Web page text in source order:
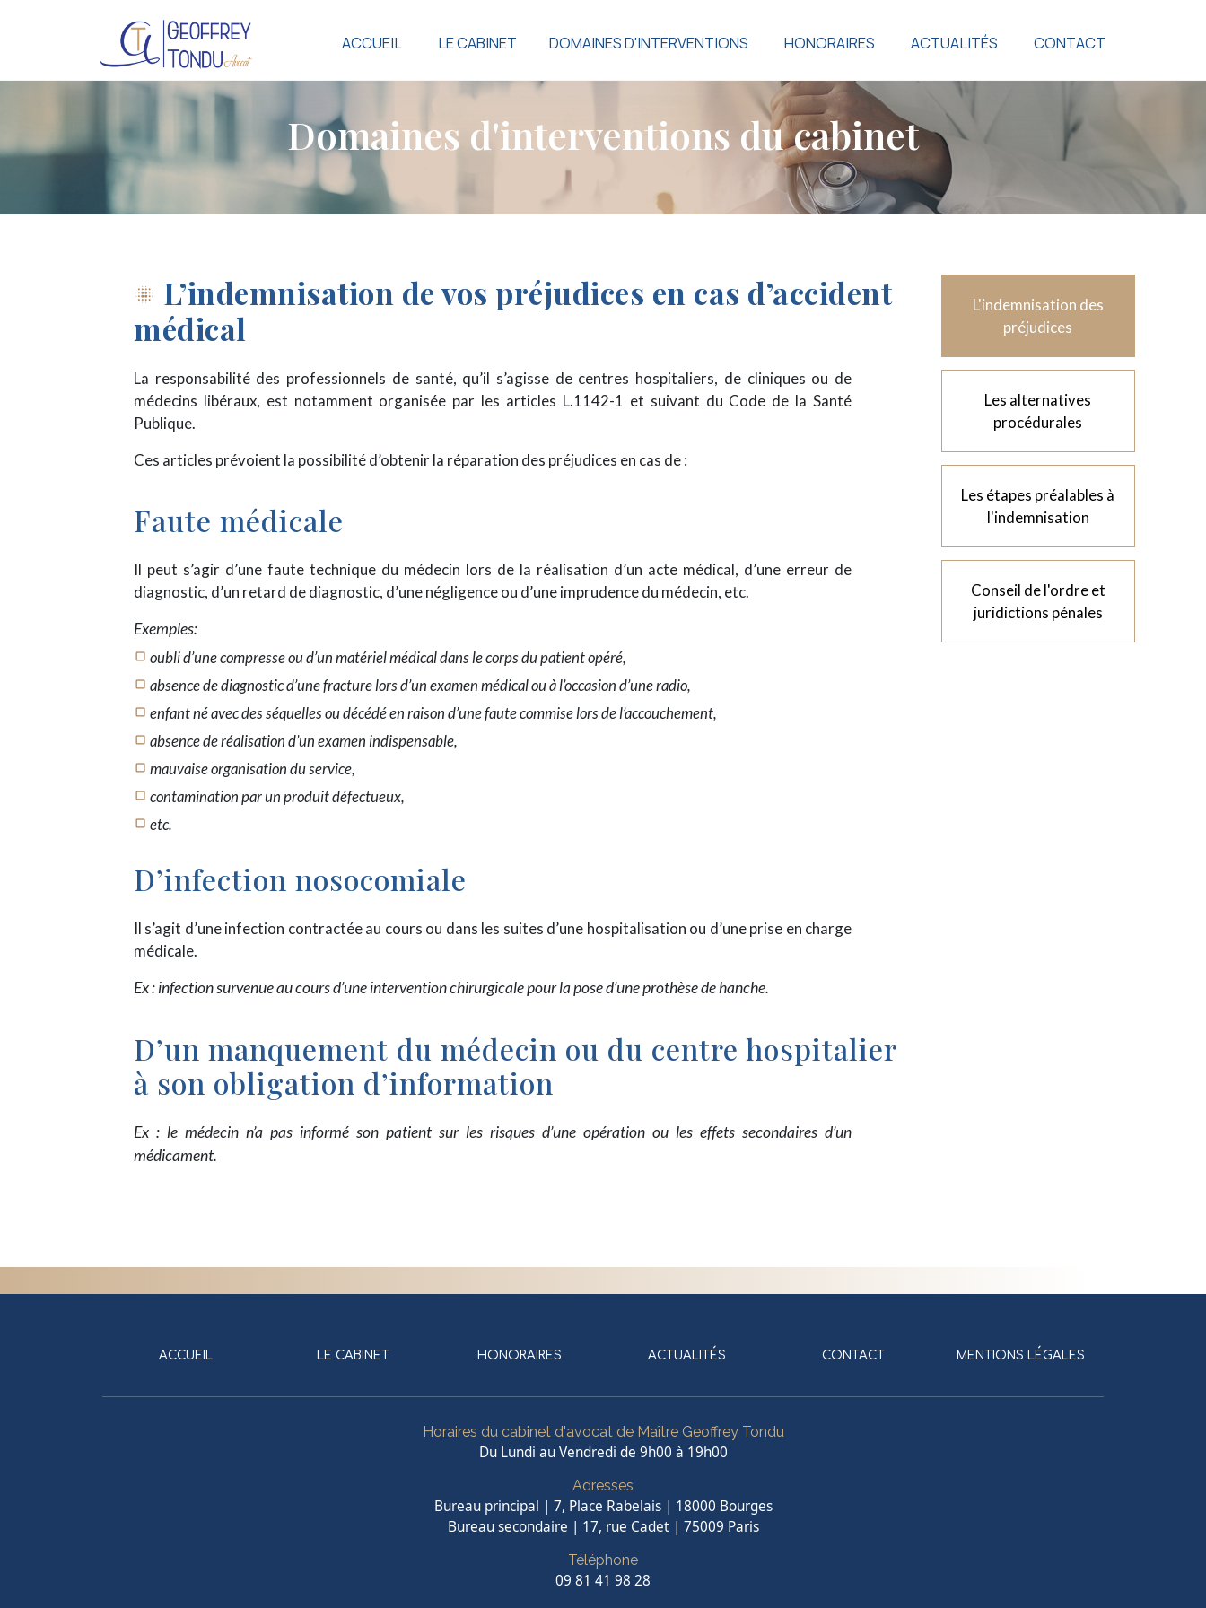
ACCUEIL LE CABINET DOMAINES D'INTERVENTIONS HONORAIRES ACTUALITÉS CONTACT
Domaines d'interventions ducabinet
lens_blur L’indemnisation de vos préjudices en cas d’accident
médical
La responsabilité des professionnels de santé, qu’il s’agisse de centres hospitaliers, de cliniques ou de
médecins libéraux, est notamment organisée par les articles L.1142-1 et suivant du Code de la Santé
Publique.
Ces articles prévoient la possibilité d’obtenir la réparation des préjudices en cas de :
Faute médicale
Il peut s’agir d’une faute technique du médecin lors de la réalisation d’un acte médical, d’une erreur de
diagnostic, d’un retard de diagnostic, d’une négligence ou d’une imprudence du médecin, etc.
Exemples:
crop_square oubli d’une compresse ou d’un matériel médical dans le corps du patient opéré,
crop_square absence de diagnostic d’une fracture lors d’un examen médical ou à l’occasion d’une radio,
crop_square enfant né avec des séquelles ou décédé en raison d’une faute commise lors de l’accouchement,
crop_square absence de réalisation d’un examen indispensable,
crop_square mauvaise organisation du service,
crop_square contamination par un produit défectueux,
crop_square etc.
D’infection nosocomiale
Il s’agit d’une infection contractée au cours ou dans les suites d’une hospitalisation ou d’une prise en charge
médicale.
Ex : infection survenue au cours d’une intervention chirurgicale pour la pose d’une prothèse de hanche.
D’un manquement du médecin ou du centre hospitalier
à son obligation d’information
Ex : le médecin n’a pas informé son patient sur les risques d’une opération ou les effets secondaires d’un
médicament.
L'indemnisation des
préjudices
Les alternatives
procédurales
Les étapes préalables à
l'indemnisation
Conseil de l'ordre et
juridictions pénales
ACCUEIL LE CABINET HONORAIRES ACTUALITÉS CONTACT MENTIONS LÉGALES
Horaires du cabinet d'avocat de Maître Geoffrey Tondu
Du Lundi au Vendredi de 9h00 à 19h00
Adresses
Bureau principal | 7, Place Rabelais | 18000 Bourges
Bureau secondaire | 17, rue Cadet | 75009 Paris
Téléphone
09 81 41 98 28